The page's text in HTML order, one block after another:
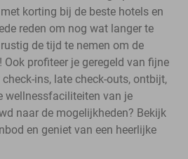
korting bij de beste hotels en
reden om nog wat langer te
de tijd te nemen om de
Ook profiteer je geregeld van fijne
check-ins, late check-outs, ontbijt,
wellnessfaciliteiten van je
naar de mogelijkheden? Bekijk
en geniet van een heerlijke